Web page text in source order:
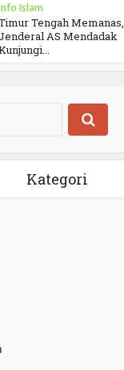
Islam
Tengah Memanas,
AS Mendadak
Kategori